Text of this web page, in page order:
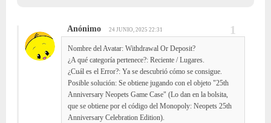
Anónimo 24 JUNIO, 2025 22:31
Nombre del Avatar: Withdrawal Or Deposit?
¿A qué categoría pertenece?: Reciente / Lugares.
¿Cuál es el Error?: Ya se descubrió cómo se consigue.
Posible solución: Se obtiene jugando con el objeto "25th
Anniversary Neopets Game Case" (Lo dan en la bolsita,
que se obtiene por el código del Monopoly: Neopets 25th
Anniversary Celebration Edition).